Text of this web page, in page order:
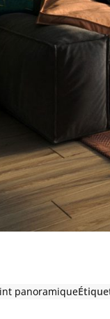
panoramique